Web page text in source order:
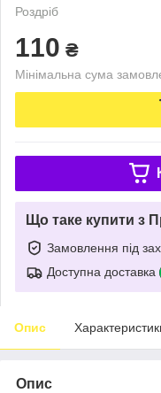
Роздріб
110 ₴
Мінімальна сума
Що таке купити з
Замовлення під
Доступна доставка
Опис
Опис